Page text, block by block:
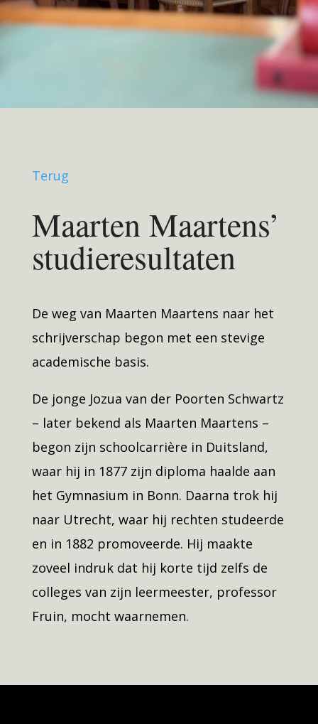
Terug
Maarten Maartens’
studieresultaten
De weg van Maarten Maartens naar het
schrijverschap begon met een stevige
academische basis.
De jonge Jozua van der Poorten Schwartz
– later bekend als Maarten Maartens –
begon zijn schoolcarrière in Duitsland,
waar hij in 1877 zijn diploma haalde aan
het Gymnasium in Bonn. Daarna trok hij
naar Utrecht, waar hij rechten studeerde
en in 1882 promoveerde. Hij maakte
zoveel indruk dat hij korte tijd zelfs de
colleges van zijn leermeester, professor
Fruin, mocht waarnemen.